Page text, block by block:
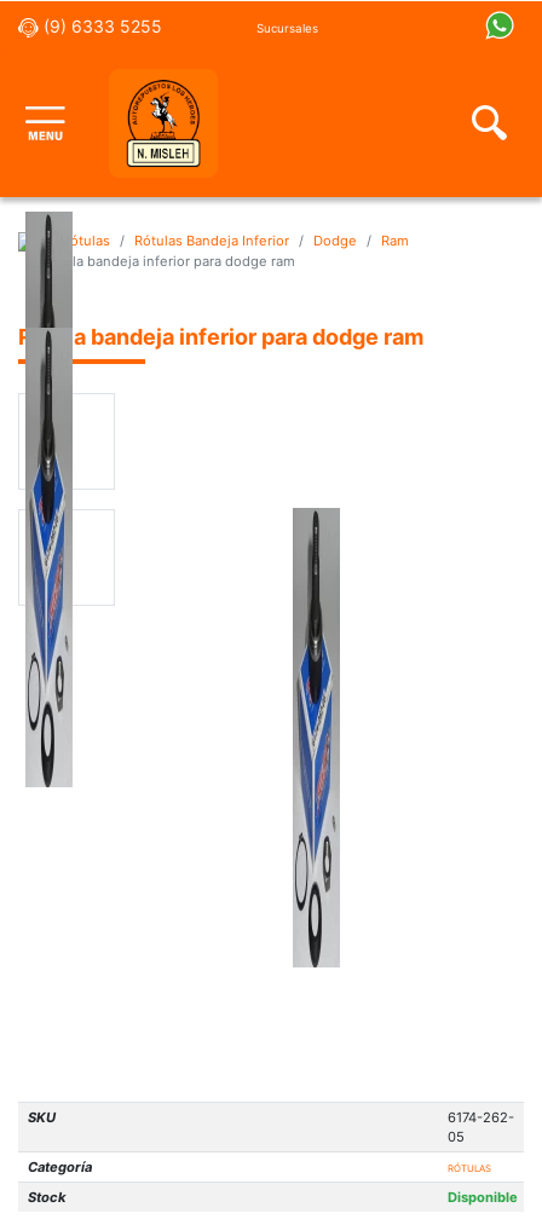
(9) 6333 5255 Sucursales
Rótulas Rótulas Bandeja Inferior Dodge
Ram
Rótula bandeja inferior para dodge ram
Rótula bandeja inferior para dodge ram
SKU
6174-262-
05
Categoría
RÓTULAS
Stock Disponible